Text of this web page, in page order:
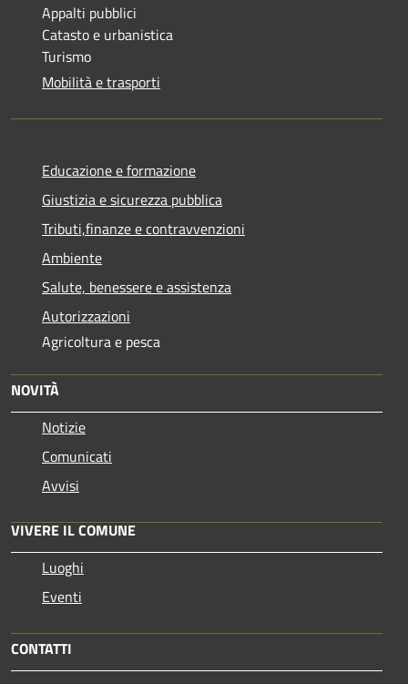
Appalti pubblici
Catasto e urbanistica
Turismo
Mobilità e trasporti
Educazione e formazione
Giustizia e sicurezza pubblica
Tributi,finanze e contravvenzioni
Ambiente
Salute, benessere e assistenza
Autorizzazioni
Agricoltura e pesca
NOVITÀ
Notizie
Comunicati
Avvisi
VIVERE IL COMUNE
Luoghi
Eventi
CONTATTI